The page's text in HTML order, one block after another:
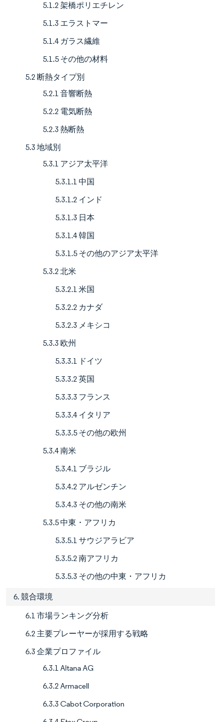
5.1.2 架橋ポリエチレン
5.1.3 エラストマー
5.1.4 ガラス繊維
5.1.5 その他の材料
5.2 断熱タイプ別
5.2.1 音響断熱
5.2.2 電気断熱
5.2.3 熱断熱
5.3 地域別
5.3.1 アジア太平洋
5.3.1.1 中国
5.3.1.2 インド
5.3.1.3 日本
5.3.1.4 韓国
5.3.1.5 その他のアジア太平洋
5.3.2 北米
5.3.2.1 米国
5.3.2.2 カナダ
5.3.2.3 メキシコ
5.3.3 欧州
5.3.3.1 ドイツ
5.3.3.2 英国
5.3.3.3 フランス
5.3.3.4 イタリア
5.3.3.5 その他の欧州
5.3.4 南米
5.3.4.1 ブラジル
5.3.4.2 アルゼンチン
5.3.4.3 その他の南米
5.3.5 中東・アフリカ
5.3.5.1 サウジアラビア
5.3.5.2 南アフリカ
5.3.5.3 その他の中東・アフリカ
6. 競合環境
6.1 市場ランキング分析
6.2 主要プレーヤーが採用する戦略
6.3 企業プロファイル
6.3.1 Altana AG
6.3.2 Armacell
6.3.3 Cabot Corporation